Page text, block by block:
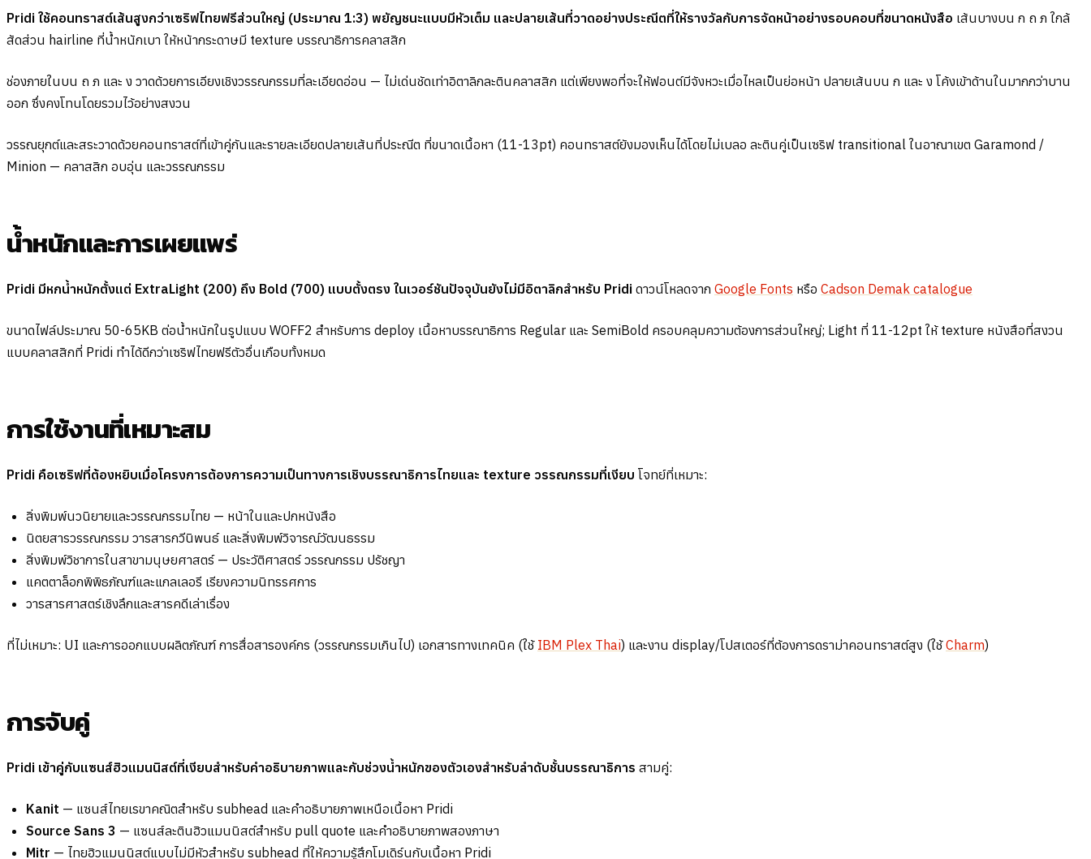
Pridi ใช้คอนทราสต์เส้นสูงกว่าเซริฟไทยฟรีส่วนใหญ่ (ประมาณ 1:3) พยัญชนะแบบมีหัวเต็ม และปลายเส้นที่วาดอย่างประณีตที่ให้รางวัลกับการจัดหน้าอย่างรอบคอบที่ขนาดหนังสือ เส้นบางบน ก ถ ภ ใกล้
สัดส่วน hairline ที่น้ำหนักเบา ให้หน้ากระดาษมี texture บรรณาธิการคลาสสิก
ช่องภายในบน ถ ภ และ ง วาดด้วยการเอียงเชิงวรรณกรรมที่ละเอียดอ่อน — ไม่เด่นชัดเท่าอิตาลิกละตินคลาสสิก แต่เพียงพอที่จะให้ฟอนต์มีจังหวะเมื่อไหลเป็นย่อหน้า ปลายเส้นบน ก และ ง โค้งเข้าด้านในมากกว่าบาน
ออก ซึ่งคงโทนโดยรวมไว้อย่างสงวน
วรรณยุกต์และสระวาดด้วยคอนทราสต์ที่เข้าคู่กันและรายละเอียดปลายเส้นที่ประณีต ที่ขนาดเนื้อหา (11-13pt) คอนทราสต์ยังมองเห็นได้โดยไม่เบลอ ละตินคู่เป็นเซริฟ transitional ในอาณาเขต Garamond /
Minion — คลาสสิก อบอุ่น และวรรณกรรม
น้ำหนักและการเผยแพร่
Pridi มีหกน้ำหนักตั้งแต่ ExtraLight (200) ถึง Bold (700) แบบตั้งตรง ในเวอร์ชันปัจจุบันยังไม่มีอิตาลิกสำหรับ Pridi ดาวน์โหลดจาก Google Fonts หรือ Cadson Demak catalogue
ขนาดไฟล์ประมาณ 50-65KB ต่อน้ำหนักในรูปแบบ WOFF2 สำหรับการ deploy เนื้อหาบรรณาธิการ Regular และ SemiBold ครอบคลุมความต้องการส่วนใหญ่; Light ที่ 11-12pt ให้ texture หนังสือที่สงวน
แบบคลาสสิกที่ Pridi ทำได้ดีกว่าเซริฟไทยฟรีตัวอื่นเกือบทั้งหมด
การใช้งานที่เหมาะสม
Pridi คือเซริฟที่ต้องหยิบเมื่อโครงการต้องการความเป็นทางการเชิงบรรณาธิการไทยและ texture วรรณกรรมที่เงียบ โจทย์ที่เหมาะ:
สิ่งพิมพ์นวนิยายและวรรณกรรมไทย — หน้าในและปกหนังสือ
นิตยสารวรรณกรรม วารสารกวีนิพนธ์ และสิ่งพิมพ์วิจารณ์วัฒนธรรม
สิ่งพิมพ์วิชาการในสาขามนุษยศาสตร์ — ประวัติศาสตร์ วรรณกรรม ปรัชญา
แคตตาล็อกพิพิธภัณฑ์และแกลเลอรี เรียงความนิทรรศการ
วารสารศาสตร์เชิงลึกและสารคดีเล่าเรื่อง
ที่ไม่เหมาะ: UI และการออกแบบผลิตภัณฑ์ การสื่อสารองค์กร (วรรณกรรมเกินไป) เอกสารทางเทคนิค (ใช้ IBM Plex Thai) และงาน display/โปสเตอร์ที่ต้องการดราม่าคอนทราสต์สูง (ใช้Charm)
การจับคู่
Pridi เข้าคู่กับแซนส์ฮิวแมนนิสต์ที่เงียบสำหรับคำอธิบายภาพและกับช่วงน้ำหนักของตัวเองสำหรับลำดับชั้นบรรณาธิการ สามคู่:
Kanit — แซนส์ไทยเรขาคณิตสำหรับ subhead และคำอธิบายภาพเหนือเนื้อหา Pridi
Source Sans 3 — แซนส์ละตินฮิวแมนนิสต์สำหรับ pull quote และคำอธิบายภาพสองภาษา
Mitr — ไทยฮิวแมนนิสต์แบบไม่มีหัวสำหรับ subhead ที่ให้ความรู้สึกโมเดิร์นกับเนื้อหา Pridi